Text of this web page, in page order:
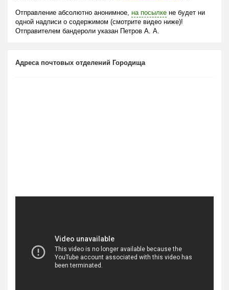
Отправление абсолютно анонимное, на посылке не будет ни
одной надписи о содержимом (смотрите видео ниже)!
Отправителем бандероли указан Петров А. А.
Адреса почтовых отделений Городища